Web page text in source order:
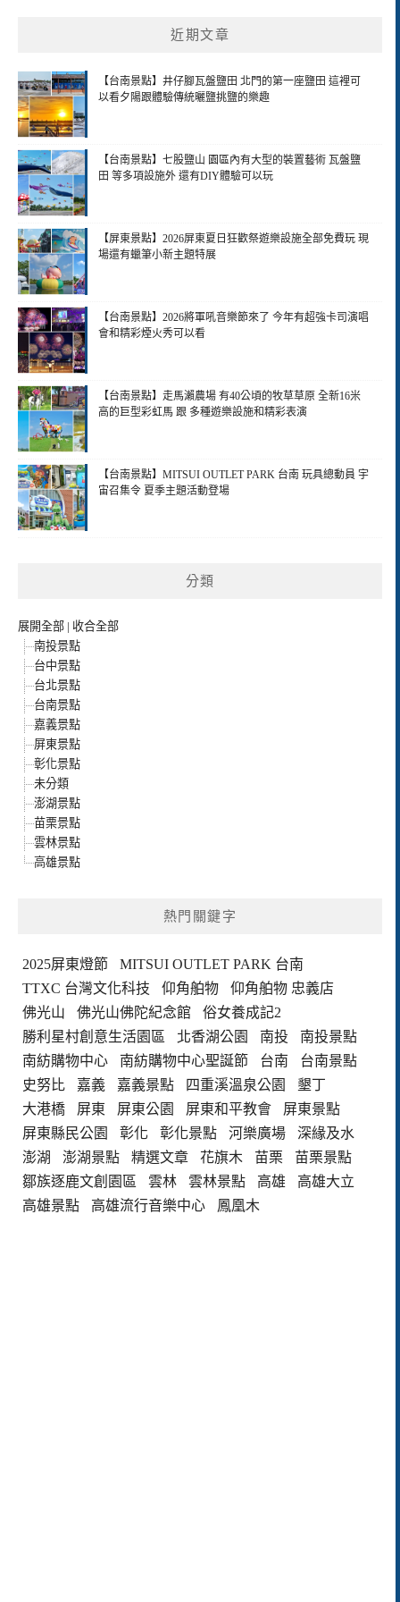
近期文章
【台南景點】井仔腳瓦盤鹽田 北門的第一座鹽田 這裡可
以看夕陽跟體驗傳統曬鹽挑鹽的樂趣
【台南景點】七股鹽山 園區內有大型的裝置藝術 瓦盤鹽
田 等多項設施外 還有DIY體驗可以玩
【屏東景點】2026屏東夏日狂歡祭遊樂設施全部免費玩 現
場還有蠟筆小新主題特展
【台南景點】2026將軍吼音樂節來了 今年有超強卡司演唱
會和精彩煙火秀可以看
【台南景點】走馬瀨農場 有40公頃的牧草草原 全新16米
高的巨型彩虹馬 跟 多種遊樂設施和精彩表演
【台南景點】MITSUI OUTLET PARK 台南 玩具總動員 宇
宙召集令 夏季主題活動登場
分類
展開全部 | 收合全部
南投景點
台中景點
台北景點
台南景點
嘉義景點
屏東景點
彰化景點
未分類
澎湖景點
苗栗景點
雲林景點
高雄景點
熱門關鍵字
2025屏東燈節
MITSUI OUTLET PARK 台南
TTXC 台灣文化科技
仰角舶物
仰角舶物 忠義店
佛光山
佛光山佛陀紀念館
俗女養成記2
勝利星村創意生活園區
北香湖公園 南投
南投景點
南紡購物中心
南紡購物中心聖誕節 台南
台南景點
史努比
嘉義 嘉義景點 四重溪溫泉公園
墾丁
大港橋
屏東 屏東公園 屏東和平教會
屏東景點
屏東縣民公園
彰化 彰化景點 河樂廣場
深緣及水
澎湖
澎湖景點 精選文章 花旗木 苗栗
苗栗景點
鄒族逐鹿文創園區
雲林 雲林景點 高雄
高雄大立
高雄景點
高雄流行音樂中心 鳳凰木